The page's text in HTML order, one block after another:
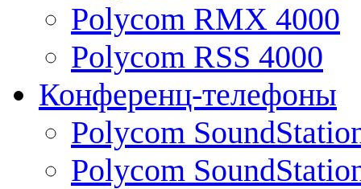
Polycom RMX 4000
Polycom RSS 4000
Конференц-телефоны
Polycom
Polycom